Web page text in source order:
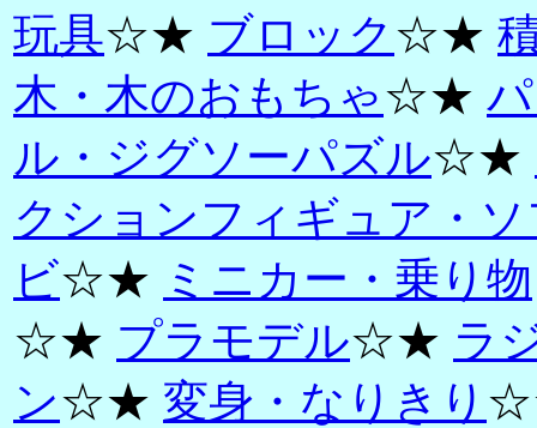
玩具☆★ ブロック ☆★
木・木のおもちゃ☆★
ル・ジグソーパズル☆★
クションフィギュア・ソ
ビ☆★ ミニカー・乗り物
☆★ プラモデル☆★ ラ
ン☆★ 変身・なりきり